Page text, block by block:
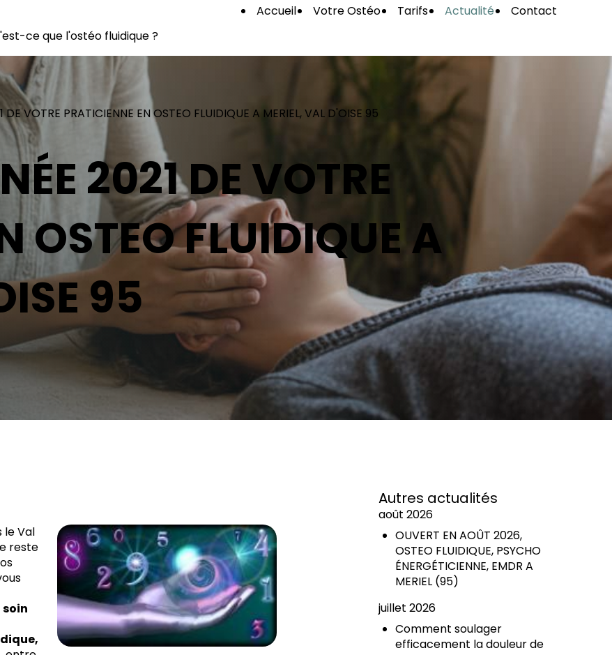
Accueil Votre Ostéo Tarifs Actualité
Contact
ce que l'ostéo fluidique ?
DE VOTRE PRATICIENNE EN OSTEO FLUIDIQUE A MERIEL, VAL D'OISE 95
2021 DE VOTRE
OSTEO FLUIDIQUE A
95
le Val
reste
soin
Autres actualités
août 2026
OUVERT EN AOÛT 2026,
OSTEO FLUIDIQUE, PSYCHO
ÉNERGÉTICIENNE, EMDR A
MERIEL (95)
juillet 2026
Comment soulager
efficacement la douleur de